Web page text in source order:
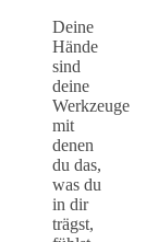
Deine
Hände
sind
deine
Werkzeuge
mit
denen
du das,
was du
in dir
trägst,